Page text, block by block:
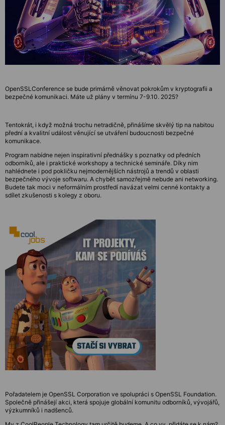
OpenSSLConference se bude primárně věnovat pokrokům v kryptografii a
bezpečné komunikaci. Máte už plány v termínu 7-9.10. 2025?
Tentokrát, i když možná trochu netradičně, přinášíme skvělý tip na nabitou
přední a kvalitní událost věnující se utváření budoucnosti bezpečné
komunikace.
Program nabídne nejen inspirativní přednášky s poznatky od předních
odborníků, ale i praktické workshopy a technické semináře. Díky nim
nahlédnete i pod pokličku nejmodernějších nástrojů a trendů v oblasti
bezpečného vývoje softwaru. A chybět samozřejmě nebude ani networking.
Budete tak moci v neformálním prostředí navázat velmi cenné kontakty a
sdílet zkušenosti s kolegy z oboru.
Pořadatelem je OpenSSL Corporation ve spolupráci s OpenSSL Foundation.
Společně přinášejí akci, která spojuje globální komunitu odborníků, vývojářů,
výzkumníků i nadšenců.